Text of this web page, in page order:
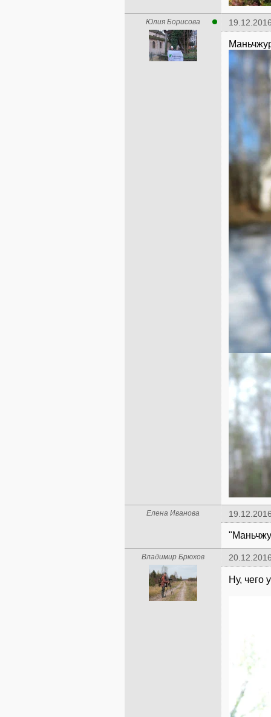
Юлия Борисова
Елена Иванова
Владимир Брюхов
Ну, чего